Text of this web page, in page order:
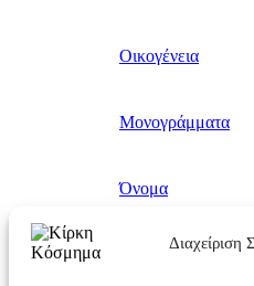
Διαχείριση
Οικογένεια
Μονογράμματα
Όνομα